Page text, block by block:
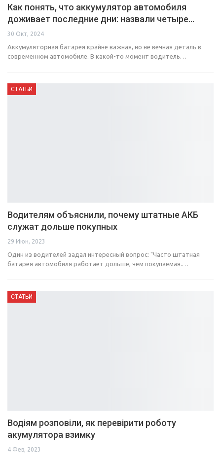
Как понять, что аккумулятор автомобиля
доживает последние дни: назвали четыре…
30 Окт, 2024
Аккумуляторная батарея крайне важная, но не вечная деталь в
современном автомобиле. В какой-то момент водитель…
СТАТЬИ
Водителям объяснили, почему штатные АКБ
служат дольше покупных
29 Июн, 2023
Один из водителей задал интересный вопрос: "Часто штатная
батарея автомобиля работает дольше, чем покупаемая.…
СТАТЬИ
Водіям розповіли, як перевірити роботу
акумулятора взимку
4 Фев, 2023